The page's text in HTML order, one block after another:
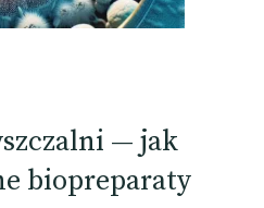
— jak
biopreparaty